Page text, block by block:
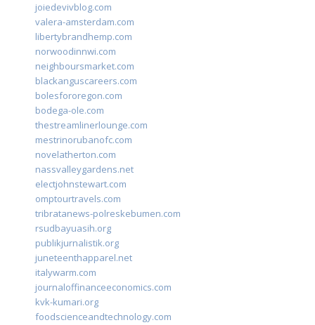
joiedevivblog.com
valera-amsterdam.com
libertybrandhemp.com
norwoodinnwi.com
neighboursmarket.com
blackanguscareers.com
bolesfororegon.com
bodega-ole.com
thestreamlinerlounge.com
mestrinorubanofc.com
novelatherton.com
nassvalleygardens.net
electjohnstewart.com
omptourtravels.com
tribratanews-polreskebumen.com
rsudbayuasih.org
publikjurnalistik.org
juneteenthapparel.net
italywarm.com
journaloffinanceeconomics.com
kvk-kumari.org
foodscienceandtechnology.com